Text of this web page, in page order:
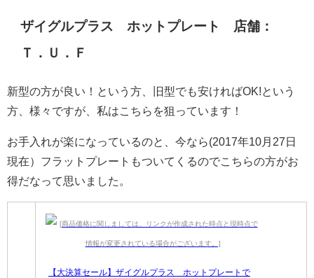
ザイグルプラス ホットプレート 店舗：
Ｔ．Ｕ．Ｆ
新型の方が良い！という方、旧型でも安ければOK!という
方、様々ですが、私はこちらを狙っています！
お手入れが楽になっているのと、今なら(2017年10月27日
現在）フラットプレートもついてくるのでこちらの方がお
得だなって思いました。
【大決算セール】ザイグルプラス ホットプレートで